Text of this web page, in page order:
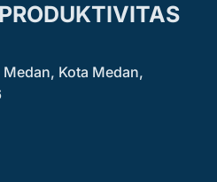
Kota Medan,